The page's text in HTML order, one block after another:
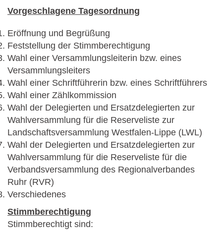
Vorgeschlagene Tagesordnung
Eröffnung und Begrüßung
Feststellung der Stimmberechtigung
Wahl einer Versammlungsleiterin bzw. eines
Versammlungsleiters
Wahl einer Schriftführerin bzw. eines Schriftführers
Wahl einer Zählkommission
Wahl der Delegierten und Ersatzdelegierten zur
Wahlversammlung für die Reserveliste zur
Landschaftsversammlung Westfalen-Lippe (LWL)
Wahl der Delegierten und Ersatzdelegierten zur
Wahlversammlung für die Reserveliste für die
Verbandsversammlung des Regionalverbandes
Ruhr (RVR)
Verschiedenes
Stimmberechtigung
Stimmberechtigt sind: